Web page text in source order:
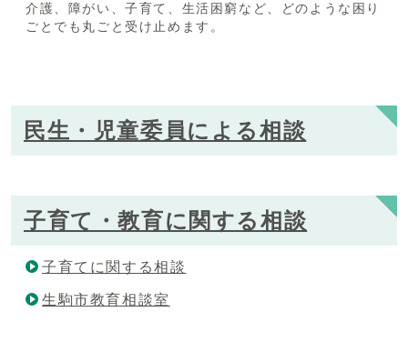
介護、障がい、子育て、生活困窮など、どのような困り
ごとでも丸ごと受け止めます。
民生・児童委員による相談
子育て・教育に関する相談
子育てに関する相談
生駒市教育相談室